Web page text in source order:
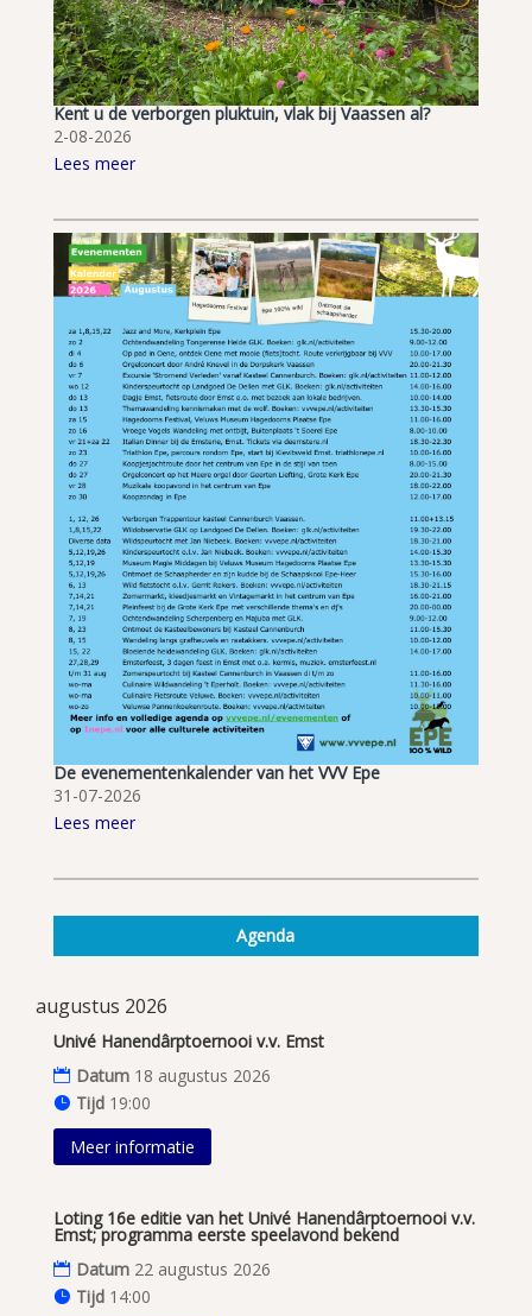
Kent u de verborgen pluktuin, vlak bij Vaassen al?
2-08-2026
Lees meer
De evenementenkalender van het VVV Epe
31-07-2026
Lees meer
Agenda
augustus 2026
Univé Hanendârptoernooi v.v. Emst
Datum 18 augustus 2026
Tijd 19:00
Meer informatie
Loting 16e editie van het Univé Hanendârptoernooi v.v.
Emst; programma eerste speelavond bekend
Datum 22 augustus 2026
Tijd 14:00